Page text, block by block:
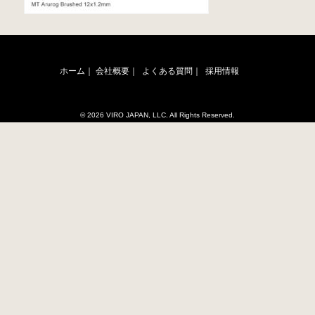
ホーム｜ 会社概要｜ よくある質問｜ 採用情報
© 2026 VIRO JAPAN, LLC. All Rights Reserved.